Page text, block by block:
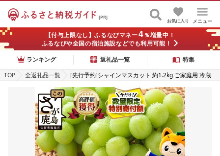
[PR]
メニュー
お気に入り
【付与上限なし】ふるなびマネー4％増量中！
ふるなびや全国の宿泊施設などでも利用可能！
ランキング
返礼品一覧
特集
TOP
全返礼品一覧
[先行予約]シャインマスカット 約1.2kg ご家庭用 冷蔵
発送[2026年8月上旬以降発送]